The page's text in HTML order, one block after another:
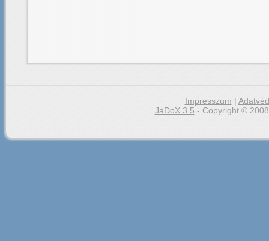
Impresszum |
JaDoX 3.5 - Copyright ©